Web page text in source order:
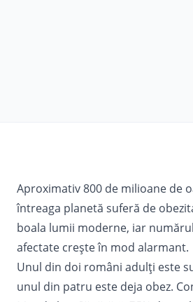
Aproximativ 800 de milioane de
întreaga planetă suferă de
boala lumii moderne, iar
afectate crește în mod alarmant.
Unul din doi români adulți este
unul din patru este deja obez.